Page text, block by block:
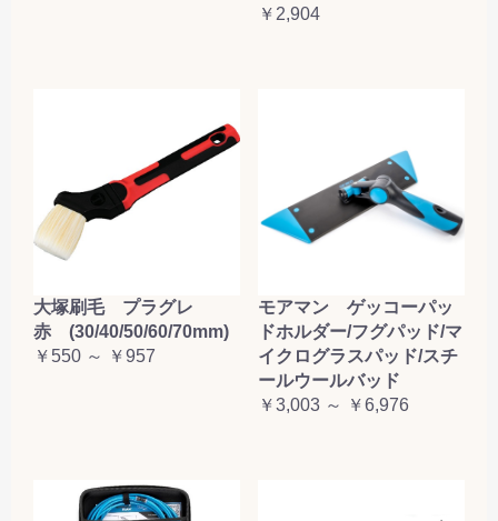
￥2,904
大塚刷毛 プラグレ
赤 (30/40/50/60/70mm)
￥550 ～ ￥957
モアマン ゲッコーパッ
ドホルダー/フグパッド/マ
イクログラスパッド/スチ
ールウールバッド
￥3,003 ～ ￥6,976